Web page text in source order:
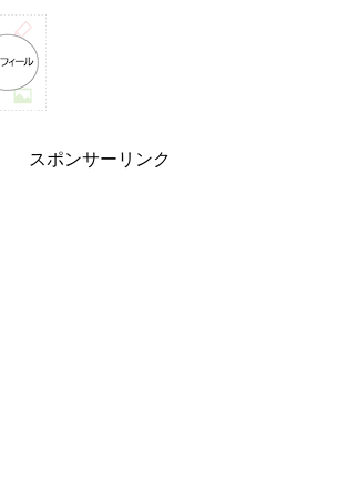
スポンサーリンク